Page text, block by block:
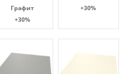
Графит
+30%
+30%